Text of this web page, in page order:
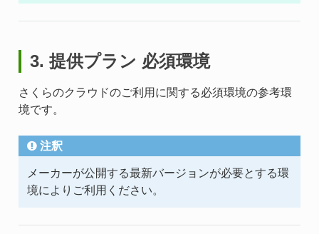
3. 提供プラン 必須環境
さくらのクラウドのご利用に関する必須環境の参考環
境です。
注釈
メーカーが公開する最新バージョンが必要とする環
境によりご利用ください。